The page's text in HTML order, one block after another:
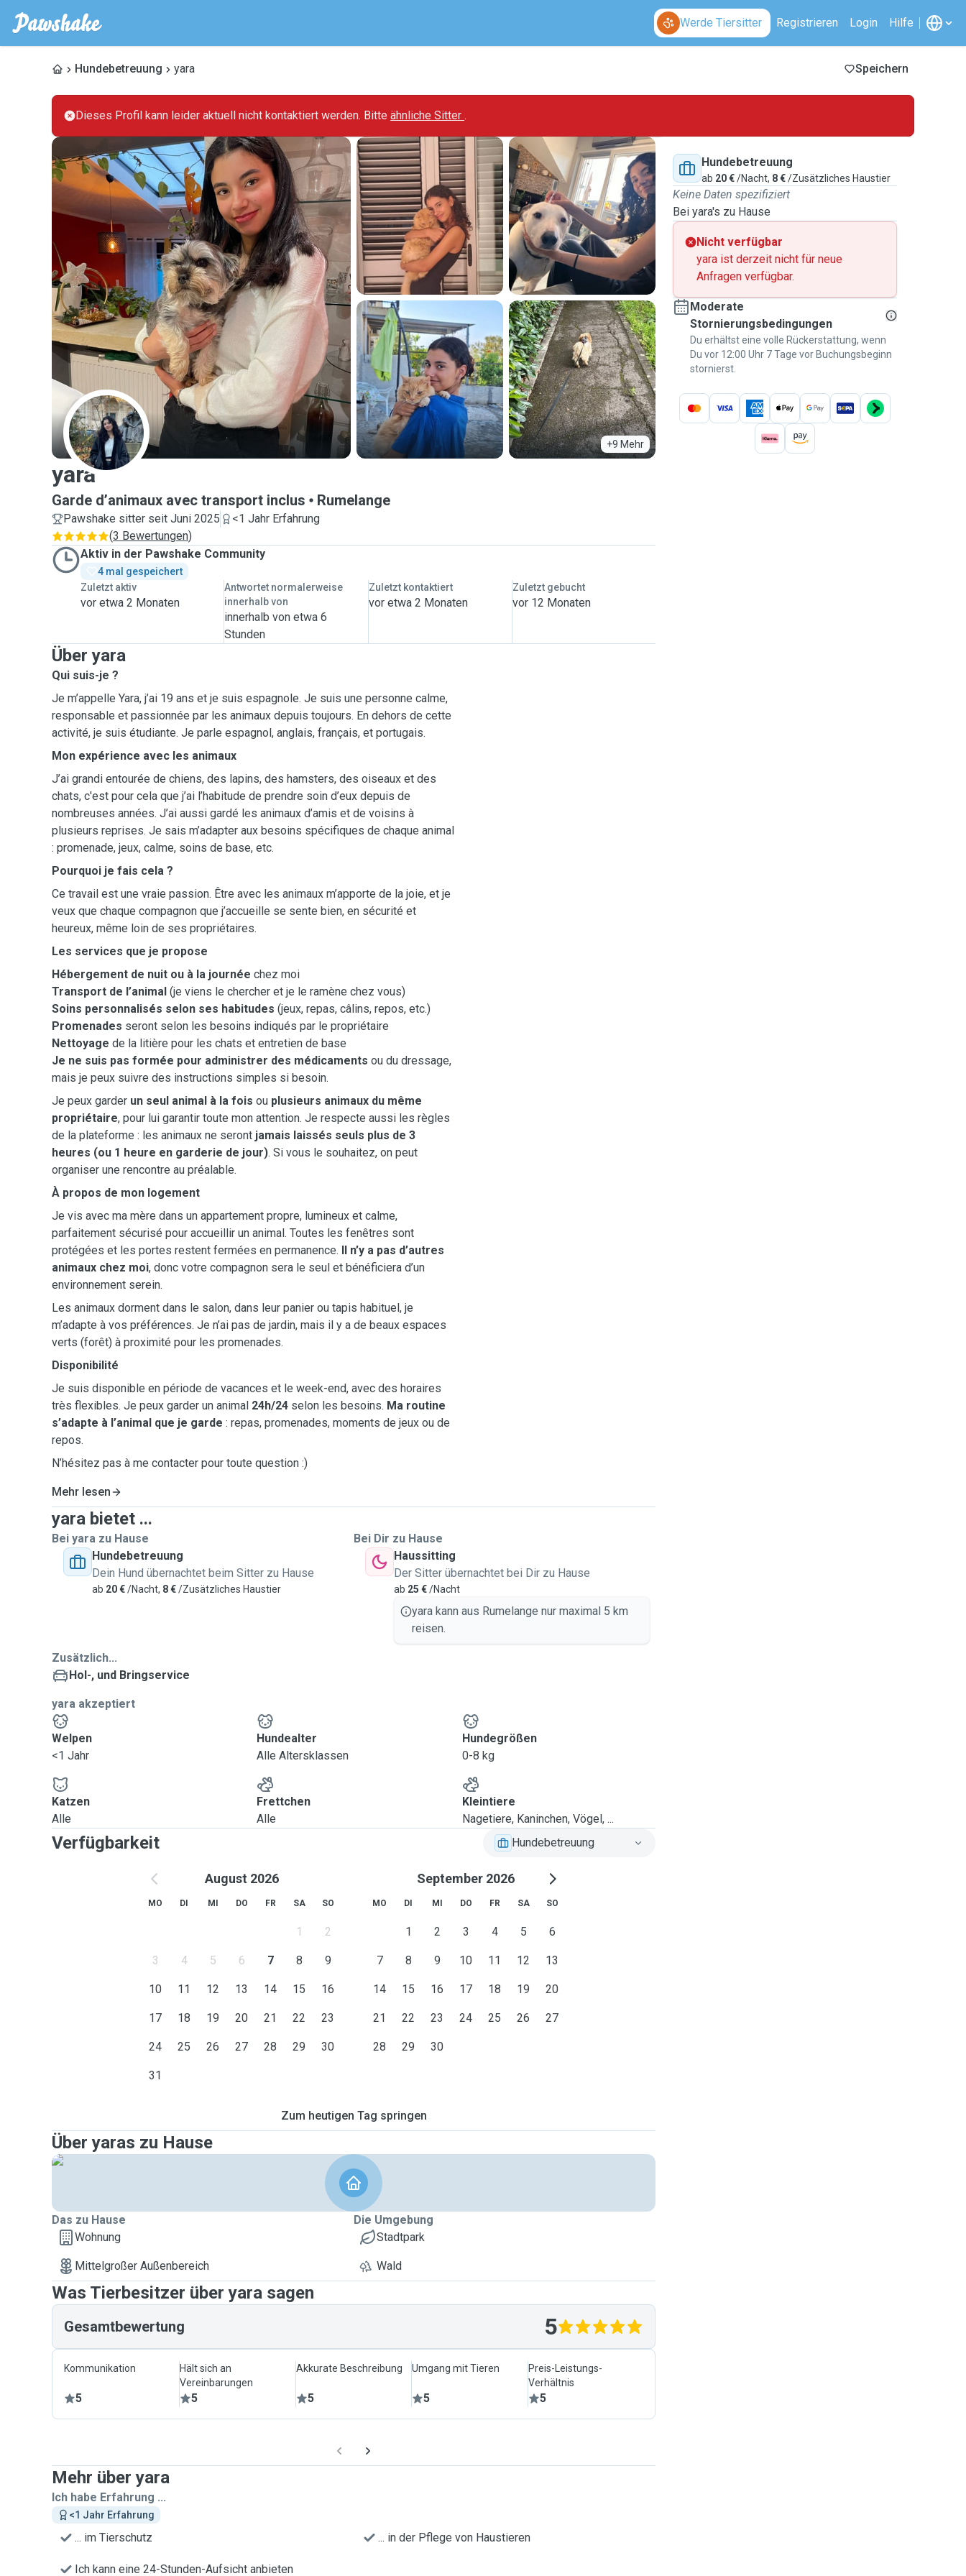
Werde Tiersitter Registrieren Login Hilfe
Hundebetreuung yara Speichern
Dieses Profil kann leider aktuell nicht kontaktiert werden. Bitte ähnliche Sitter .
+9 Mehr
Y
yara
Garde d’animaux avec transport inclus Rumelange
Pawshake sitter seit Juni 2025
<1 Jahr Erfahrung
(3 Bewertungen)
Aktiv in der Pawshake Community
4 mal gespeichert
Zuletzt aktiv
vor etwa 2 Monaten
Antwortet normalerweise
innerhalb von
innerhalb von etwa 6
Stunden
Zuletzt kontaktiert
vor etwa 2 Monaten
Zuletzt gebucht
vor 12 Monaten
Über yara
Qui suis-je ?
Je m’appelle Yara, j’ai 19 ans et je suis espagnole. Je suis une personne calme,
responsable et passionnée par les animaux depuis toujours. En dehors de cette
activité, je suis étudiante. Je parle espagnol, anglais, français, et portugais.
Mon expérience avec les animaux
J’ai grandi entourée de chiens, des lapins, des hamsters, des oiseaux et des
chats, c'est pour cela que j’ai l’habitude de prendre soin d’eux depuis de
nombreuses années. J’ai aussi gardé les animaux d’amis et de voisins à
plusieurs reprises. Je sais m’adapter aux besoins spécifiques de chaque animal
: promenade, jeux, calme, soins de base, etc.
Pourquoi je fais cela ?
Ce travail est une vraie passion. Être avec les animaux m’apporte de la joie, et je
veux que chaque compagnon que j’accueille se sente bien, en sécurité et
heureux, même loin de ses propriétaires.
Les services que je propose
Hébergement de nuit ou à la journée chez moi
Transport de l’animal (je viens le chercher et je le ramène chez vous)
Soins personnalisés selon ses habitudes (jeux, repas, câlins, repos, etc.)
Promenades seront selon les besoins indiqués par le propriétaire
Nettoyage de la litière pour les chats et entretien de base
Je ne suis pas formée pour administrer des médicaments ou du dressage,
mais je peux suivre des instructions simples si besoin.
Je peux garder un seul animal à la fois ou plusieurs animaux du même
propriétaire, pour lui garantir toute mon attention. Je respecte aussi les règles
de la plateforme : les animaux ne seront jamais laissés seuls plus de 3
heures (ou 1 heure en garderie de jour). Si vous le souhaitez, on peut
organiser une rencontre au préalable.
À propos de mon logement
Je vis avec ma mère dans un appartement propre, lumineux et calme,
parfaitement sécurisé pour accueillir un animal. Toutes les fenêtres sont
protégées et les portes restent fermées en permanence. Il n’y a pas d’autres
animaux chez moi, donc votre compagnon sera le seul et bénéficiera d’un
environnement serein.
Les animaux dorment dans le salon, dans leur panier ou tapis habituel, je
m’adapte à vos préférences. Je n’ai pas de jardin, mais il y a de beaux espaces
verts (forêt) à proximité pour les promenades.
Disponibilité
Je suis disponible en période de vacances et le week-end, avec des horaires
très flexibles. Je peux garder un animal 24h/24 selon les besoins. Ma routine
s’adapte à l’animal que je garde : repas, promenades, moments de jeux ou de
repos.
N’hésitez pas à me contacter pour toute question :)
Mehr lesen
yara bietet ...
Bei yara zu Hause
Hundebetreuung
Dein Hund übernachtet beim Sitter zu Hause
ab 20 €/Nacht, 8 €/Zusätzliches Haustier
Bei Dir zu Hause
Haussitting
Der Sitter übernachtet bei Dir zu Hause
ab 25 €/Nacht
yara kann aus Rumelange nur maximal 5 km
reisen.
Zusätzlich...
Hol-, und Bringservice
yara akzeptiert
Welpen
<1 Jahr
Hundealter
Alle Altersklassen
Hundegrößen
0-8 kg
Katzen
Alle
Frettchen
Alle
Kleintiere
Nagetiere, Kaninchen, Vögel, ...
Verfügbarkeit Hundebetreuung
August 2026
MO DI MI DO FR SA SO
1 2
3 4 5 6 7 8 9
10 11 12 13 14 15 16
17 18 19 20 21 22 23
24 25 26 27 28 29 30
31
September 2026
MO DI MI DO FR SA SO
1 2 3 4 5 6
7 8 9 10 11 12 13
14 15 16 17 18 19 20
21 22 23 24 25 26 27
28 29 30
Zum heutigen Tag springen
Über yaras zu Hause
Das zu Hause
Wohnung
Mittelgroßer Außenbereich
Die Umgebung
Stadtpark
Wald
Was Tierbesitzer über yara sagen
Gesamtbewertung 5
Kommunikation
5
Hält sich an
Vereinbarungen
5
Akkurate Beschreibung
5
Umgang mit Tieren
5
Preis-Leistungs-
Verhältnis
5
Mehr über yara
Ich habe Erfahrung ...
<1 Jahr Erfahrung
... im Tierschutz ... in der Pflege von Haustieren
Ich kann eine 24-Stunden-Aufsicht anbieten
Hundebetreuung
ab 20 €/Nacht, 8 €/Zusätzliches Haustier
Keine Daten spezifiziert
Bei yara's zu Hause
Nicht verfügbar
yara ist derzeit nicht für neue
Anfragen verfügbar.
Moderate
Stornierungsbedingungen
Du erhältst eine volle Rückerstattung, wenn
Du vor 12:00 Uhr 7 Tage vor Buchungsbeginn
stornierst.